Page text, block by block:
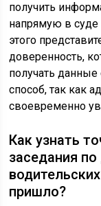
получить
напрямую в
этого
доверенность,
получать
способ, так как
своевременно
Как узнать
заседания
пришло?